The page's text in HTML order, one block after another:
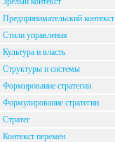
Предпринимательский контекст
Стили управления
Культура и власть
Структуры и системы
Формирование стратегии
Формулирование стратегии
Стратег
Контекст перемен